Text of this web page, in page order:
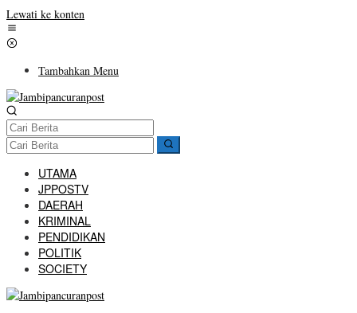
Lewati ke konten
Tambahkan Menu
UTAMA
JPPOSTV
DAERAH
KRIMINAL
PENDIDIKAN
POLITIK
SOCIETY